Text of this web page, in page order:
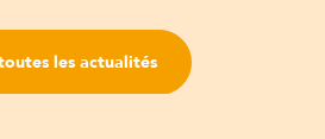
les actualités